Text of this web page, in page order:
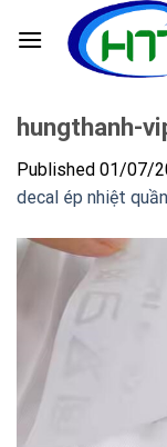
hungthanh-
Published 01/07/
decal ép nhiệt